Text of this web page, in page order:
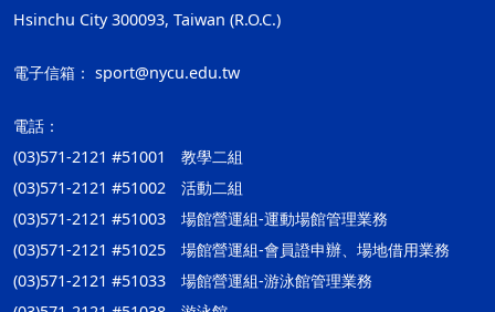
Hsinchu City 300093, Taiwan (R.O.C.)
電子信箱： sport@nycu.edu.tw
電話：
(03)571-2121 #51001 教學二組
(03)571-2121 #51002 活動二組
(03)571-2121 #51003 場館營運組-運動場館管理業務
(03)571-2121 #51025 場館營運組-會員證申辦、場地借用業務
(03)571-2121 #51033 場館營運組-游泳館管理業務